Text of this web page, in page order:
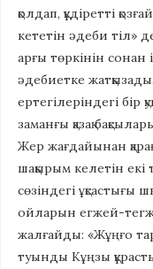
қолдап, құдіретті
кететін әдеби тіл»
арғы төркінін
әдебиетке
ертегілеріндегі
заманғы қазақ
Жер жағдайынан
шақырым келетін екі
сөзіндегі ұқсастығы
ойларын егжей-
жалғайды: «Жұңғо
туынды Кұңзы